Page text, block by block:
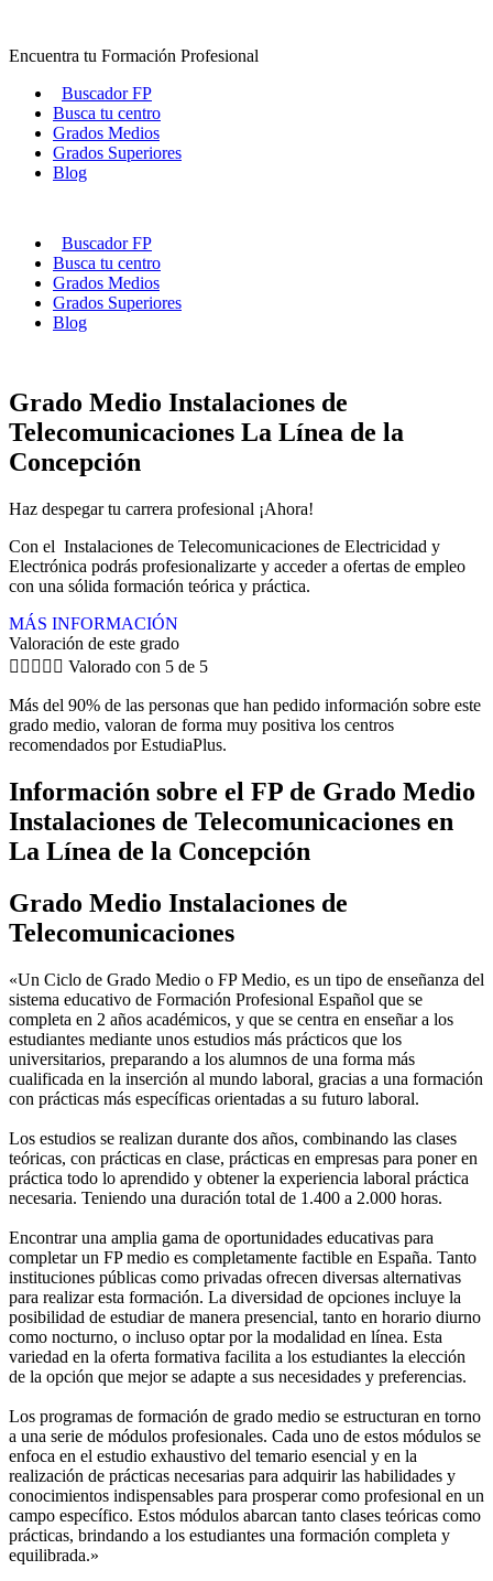
contenido
Encuentra tu Formación Profesional
Buscador FP
Busca tu centro
Grados Medios
Grados Superiores
Blog
Buscador FP
Busca tu centro
Grados Medios
Grados Superiores
Blog
Grado Medio Instalaciones de
Telecomunicaciones La Línea de la
Concepción
Haz despegar tu carrera profesional ¡Ahora!
Con el Instalaciones de Telecomunicaciones de Electricidad y
Electrónica podrás profesionalizarte y acceder a ofertas de empleo
con una sólida formación teórica y práctica.
MÁS INFORMACIÓN
Valoración de este grado
     Valorado con 5 de 5
Más del 90% de las personas que han pedido información sobre este
grado medio, valoran de forma muy positiva los centros
recomendados por EstudiaPlus.
Información sobre el FP de Grado Medio
Instalaciones de Telecomunicaciones en
La Línea de la Concepción
Grado Medio Instalaciones de
Telecomunicaciones
«Un Ciclo de Grado Medio o FP Medio, es un tipo de enseñanza del
sistema educativo de Formación Profesional Español que se
completa en 2 años académicos, y que se centra en enseñar a los
estudiantes mediante unos estudios más prácticos que los
universitarios, preparando a los alumnos de una forma más
cualificada en la inserción al mundo laboral, gracias a una formación
con prácticas más específicas orientadas a su futuro laboral.
Los estudios se realizan durante dos años, combinando las clases
teóricas, con prácticas en clase, prácticas en empresas para poner en
práctica todo lo aprendido y obtener la experiencia laboral práctica
necesaria. Teniendo una duración total de 1.400 a 2.000 horas.
Encontrar una amplia gama de oportunidades educativas para
completar un FP medio es completamente factible en España. Tanto
instituciones públicas como privadas ofrecen diversas alternativas
para realizar esta formación. La diversidad de opciones incluye la
posibilidad de estudiar de manera presencial, tanto en horario diurno
como nocturno, o incluso optar por la modalidad en línea. Esta
variedad en la oferta formativa facilita a los estudiantes la elección
de la opción que mejor se adapte a sus necesidades y preferencias.
Los programas de formación de grado medio se estructuran en torno
a una serie de módulos profesionales. Cada uno de estos módulos se
enfoca en el estudio exhaustivo del temario esencial y en la
realización de prácticas necesarias para adquirir las habilidades y
conocimientos indispensables para prosperar como profesional en un
campo específico. Estos módulos abarcan tanto clases teóricas como
prácticas, brindando a los estudiantes una formación completa y
equilibrada.»